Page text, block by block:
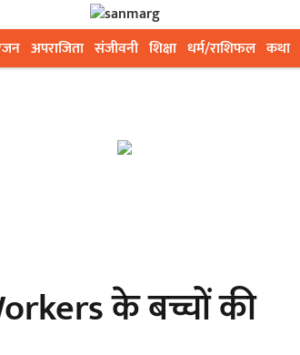
अपराजिता संजीवनी शिक्षा धर्म/राशिफल कथा
के बच्चों की